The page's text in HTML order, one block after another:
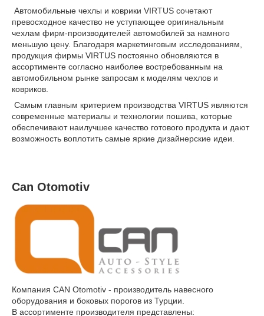
Автомобильные чехлы и коврики VIRTUS сочетают
превосходное качество не уступающее оригинальным
чехлам фирм-производителей автомобилей за намного
меньшую цену. Благодаря маркетинговым исследованиям,
продукция фирмы VIRTUS постоянно обновляются в
ассортименте согласно наиболее востребованным на
автомобильном рынке запросам к моделям чехлов и
ковриков.
Самым главным критерием производства VIRTUS являются
современные материалы и технологии пошива, которые
обеспечивают наилучшее качество готового продукта и дают
возможность воплотить самые яркие дизайнерские идеи.
Can Otomotiv
Компания CAN Otomotiv - производитель навесного
оборудования и боковых порогов из Турции.
В ассортименте производителя представлены: